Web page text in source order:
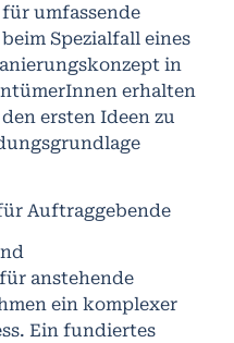
umfassende
Spezialfall eines
in
erhalten
ersten Ideen zu
Auftraggebende
anstehende
ein komplexer
Ein fundiertes